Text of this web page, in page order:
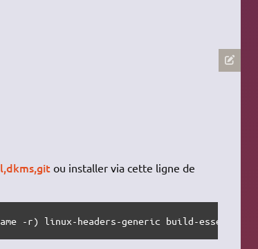
ou installer via cette ligne de
-r) linux-headers-generic build-essential